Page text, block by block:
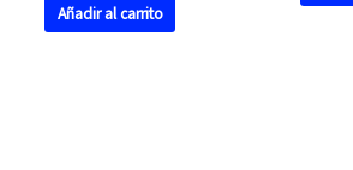
Añadir al carrito